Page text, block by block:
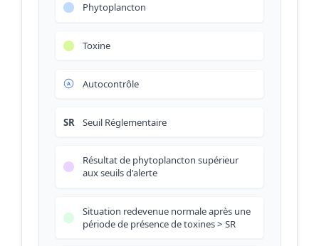
Phytoplancton
Toxine
Autocontrôle
SR Seuil Réglementaire
Résultat de phytoplancton supérieur
aux seuils d'alerte
Situation redevenue normale après une
période de présence de toxines > SR